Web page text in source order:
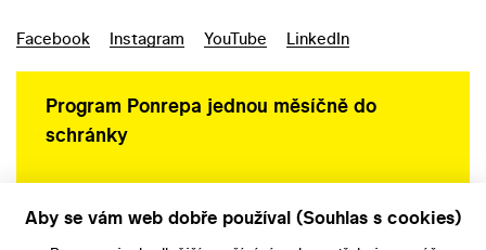
Facebook Instagram YouTube LinkedIn
Program Ponrepa jednou měsíčně do
schránky
Aby se vám web dobře používal (Souhlas s cookies)